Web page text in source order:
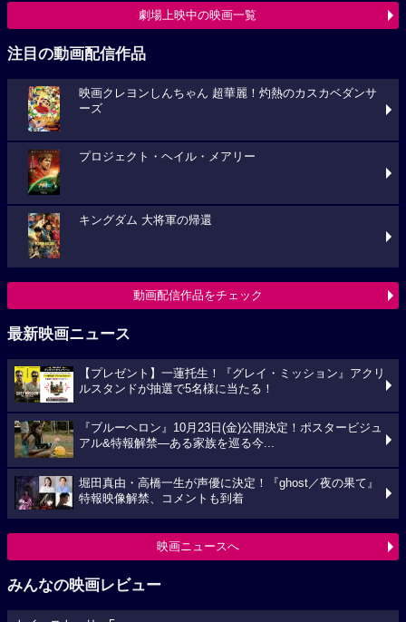
劇場上映中の映画一覧
注目の動画配信作品
映画クレヨンしんちゃん 超華麗！灼熱のカスカベダンサ
ーズ
プロジェクト・ヘイル・メアリー
キングダム 大将軍の帰還
動画配信作品をチェック
最新映画ニュース
【プレゼント】一蓮托生！『グレイ・ミッション』アクリ
ルスタンドが抽選で5名様に当たる！
『ブルーヘロン』10月23日(金)公開決定！ポスタービジュ
アル&特報解禁―ある家族を巡る今...
堀田真由・高橋一生が声優に決定！『ghost／夜の果て』
特報映像解禁、コメントも到着
映画ニュースへ
みんなの映画レビュー